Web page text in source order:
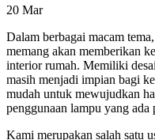
20 Mar
Dalam berbagai macam
memang akan memberikan
interior rumah. Memiliki
masih menjadi impian bagi
mudah untuk mewujudkan
penggunaan lampu yang ada
Kami merupakan salah satu